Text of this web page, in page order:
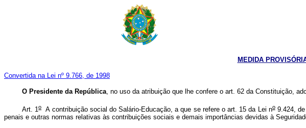
MEDIDA
Convertida na Lei nº 9.766, de 1998
O Presidente da República, no uso da atribuição que lhe confere o art. 62 da Constituição,
Art. 1oA contribuição social do Salário-Educação, a que se refere o art. 15 da Lei no9.424, de
penais e outras normas relativas às contribuições sociais e demais importâncias devidas à